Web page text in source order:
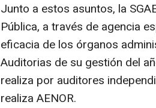
Junto a estos asuntos, la
Pública, a través de agencia
eficacia de los órganos
Auditorias de su gestión del
realiza por auditores
realiza AENOR.